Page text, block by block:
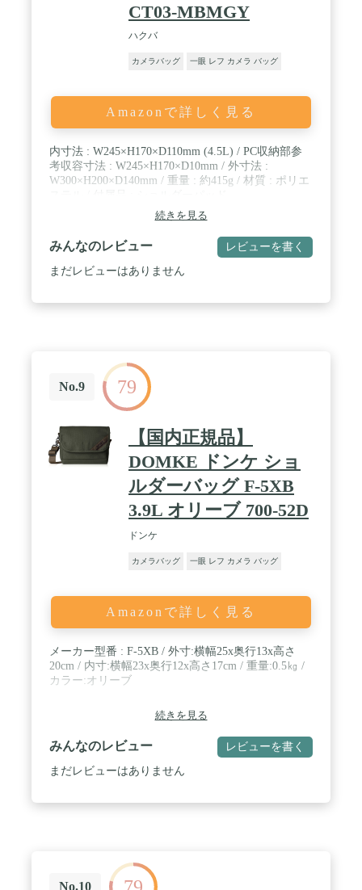
CT03-MBMGY
ハクバ
カメラバッグ 一眼 レフ カメラ バッグ
Amazonで詳しく見る
内寸法 : W245×H170×D110mm (4.5L) / PC収納部参
考収容寸法 : W245×H170×D10mm / 外寸法 :
W300×H200×D140mm / 重量 : 約415g / 材質 : ポリエ
続きを見る
みんなのレビュー レビューを書く
まだレビューはありません
No.9 79
【国内正規品】
DOMKE ドンケ ショ
ルダーバッグ F-5XB
3.9L オリーブ 700-52D
ドンケ
カメラバッグ 一眼 レフ カメラ バッグ
Amazonで詳しく見る
メーカー型番 : F-5XB / 外寸:横幅25x奥行13x高さ
20cm / 内寸:横幅23x奥行12x高さ17cm / 重量:0.5㎏ /
カラー:オリーブ
続きを見る
みんなのレビュー レビューを書く
まだレビューはありません
No.10